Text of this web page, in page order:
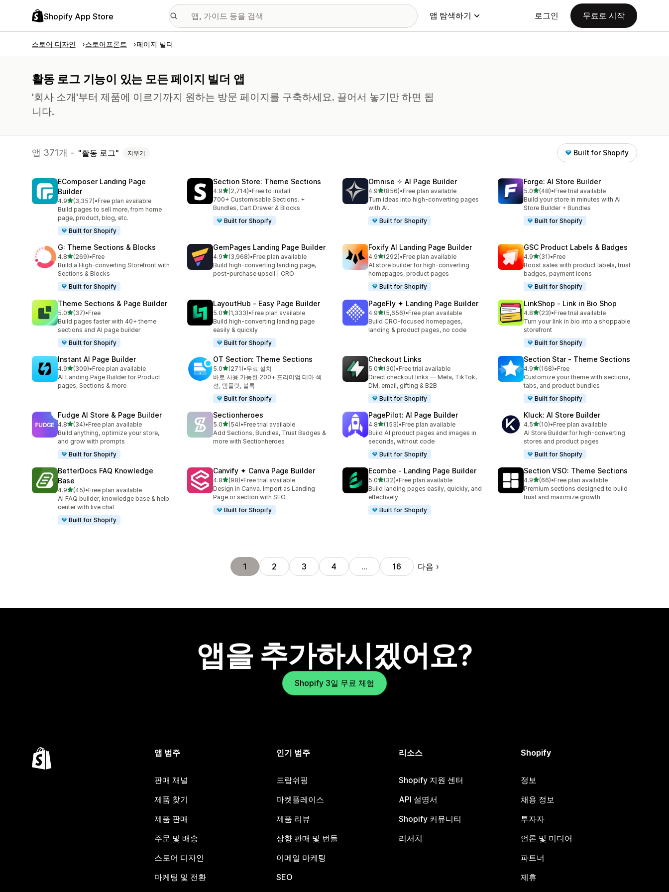
Shopify App Store 앱 탐색하기 로그인 무료로 시작
스토어 디자인 스토어프론트 페이지 빌더
활동 로그 기능이 있는 모든 페이지 빌더 앱
'회사 소개'부터 제품에 이르기까지 원하는 방문 페이지를 구축하세요. 끌어서 놓기만 하면 됩
니다.
앱 371개 - 활동 로그 지우기 Built for Shopify
EComposer Landing Page
Builder
4.9별 5개 중
(3,357)
총 리뷰 3357개
•Free plan available
Build pages to sell more, from home
page, product, blog, etc.
Built for Shopify
Section Store: Theme Sections
4.9별 5개 중
(2,714)
총 리뷰 2714개
•Free to install
700+ Customisable Sections. +
Bundles, Cart Drawer & Blocks
Built for Shopify
Omnise ✧ AI Page Builder
4.9별 5개 중
(856)
총 리뷰 856개
•Free plan available
Turn ideas into high-converting pages
with AI.
Built for Shopify
Forge: AI Store Builder
5.0별 5개 중
(48)
총 리뷰 48개
•Free trial available
Build your store in minutes with AI
Store Builder + Bundles
Built for Shopify
G: Theme Sections & Blocks
4.8별 5개 중
(269)
총 리뷰 269개
•Free
Build a High-converting Storefront with
Sections & Blocks
Built for Shopify
GemPages Landing Page Builder
4.9별 5개 중
(3,968)
총 리뷰 3968개
•Free plan available
Build high-converting landing page,
post-purchase upsell | CRO
Foxify AI Landing Page Builder
4.9별 5개 중
(292)
총 리뷰 292개
•Free plan available
AI store builder for high-converting
homepages, product pages
Built for Shopify
GSC Product Labels & Badges
4.9별 5개 중
(31)
총 리뷰 31개
•Free
Boost sales with product labels, trust
badges, payment icons
Built for Shopify
Theme Sections & Page Builder
5.0별 5개 중
(37)
총 리뷰 37개
•Free
Build pages faster with 40+ theme
sections and AI page builder
Built for Shopify
LayoutHub ‑ Easy Page Builder
5.0별 5개 중
(1,333)
총 리뷰 1333개
•Free plan available
Build high-converting landing page
easily & quickly
Built for Shopify
PageFly ✦ Landing Page Builder
4.9별 5개 중
(5,656)
총 리뷰 5656개
•Free plan available
Build CRO-focused homepages,
landing & product pages, no code
LinkShop ‑ Link in Bio Shop
4.8별 5개 중
(23)
총 리뷰 23개
•Free trial available
Turn your link in bio into a shoppable
storefront
Built for Shopify
Instant AI Page Builder
4.9별 5개 중
(309)
총 리뷰 309개
•Free plan available
AI Landing Page Builder for Product
pages, Sections & more
OT Section: Theme Sections
5.0별 5개 중
(271)
총 리뷰 271개
•무료 설치
바로 사용 가능한 200+ 프리미엄 테마 섹
션, 템플릿, 블록
Built for Shopify
Checkout Links
5.0별 5개 중
(30)
총 리뷰 30개
•Free trial available
Direct checkout links — Meta, TikTok,
DM, email, gifting & B2B
Built for Shopify
Section Star ‑ Theme Sections
4.9별 5개 중
(168)
총 리뷰 168개
•Free
Customize your theme with sections,
tabs, and product bundles
Built for Shopify
Fudge AI Store & Page Builder
4.8별 5개 중
(34)
총 리뷰 34개
•Free plan available
Build anything, optimize your store,
and grow with prompts
Built for Shopify
Sectionheroes
5.0별 5개 중
(54)
총 리뷰 54개
•Free trial available
Add Sections, Bundles, Trust Badges &
more with Sectionheroes
PagePilot: AI Page Builder
4.8별 5개 중
(153)
총 리뷰 153개
•Free plan available
Build AI product pages and images in
seconds, without code
Built for Shopify
Kluck: AI Store Builder
4.5별 5개 중
(10)
총 리뷰 10개
•Free plan available
AI Store Builder for high-converting
stores and product pages
Built for Shopify
BetterDocs FAQ Knowledge
Base
4.9별 5개 중
(45)
총 리뷰 45개
•Free plan available
AI FAQ builder, knowledge base & help
center with live chat
Built for Shopify
Canvify ✦ Canva Page Builder
4.8별 5개 중
(98)
총 리뷰 98개
•Free trial available
Design in Canva. Import as Landing
Page or section with SEO.
Built for Shopify
Ecombe ‑ Landing Page Builder
5.0별 5개 중
(32)
총 리뷰 32개
•Free plan available
Build landing pages easily, quickly, and
effectively
Built for Shopify
Section VSO: Theme Sections
4.9별 5개 중
(66)
총 리뷰 66개
•Free plan available
Premium sections designed to build
trust and maximize growth
1 2 3 4 … 16 다음
앱을 추가하시겠어요?
Shopify 3일 무료 체험
앱 범주
판매 채널
제품 찾기
제품 판매
주문 및 배송
스토어 디자인
마케팅 및 전환
인기 범주
드랍쉬핑
마켓플레이스
제품 리뷰
상향 판매 및 번들
이메일 마케팅
SEO
리소스
Shopify 지원 센터
API 설명서
Shopify 커뮤니티
리서치
Shopify
정보
채용 정보
투자자
언론 및 미디어
파트너
제휴